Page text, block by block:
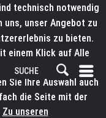
technisch notwendig
uns, unser Angebot zu
zu bieten.
einem Klick auf Alle
finden Sie in den
Sie Ihre Auswahl auch
die Seite mit der
Zu unseren